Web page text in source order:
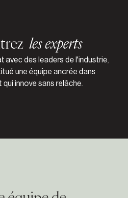
les experts
avec des leaders de l'industrie,
une équipe ancrée dans
qui innove sans relâche.